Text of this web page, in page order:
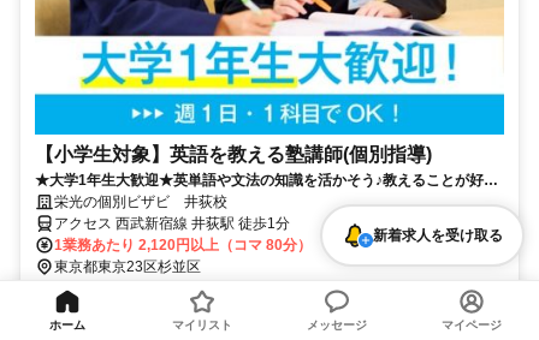
【小学生対象】英語を教える塾講師(個別指導)
★大学1年生大歓迎★英単語や文法の知識を活かそう♪教えることが好き
な方歓迎！
栄光の個別ビザビ 井荻校
アクセス 西武新宿線 井荻駅 徒歩1分
1業務あたり 2,120円以上（コマ 80分）
東京都東京23区杉並区
勤務時間 実働時間：1時間20分/日 平均勤務日数：1ヶ月あたり4日～
8日 ・勤務曜日：月・火・水・木・金・土・祝 ・勤務時間： [1]
15:50～22:00 ・最低勤務日数（週）：1日 月...
新着求人を受け取る
ホーム マイリスト メッセージ マイページ